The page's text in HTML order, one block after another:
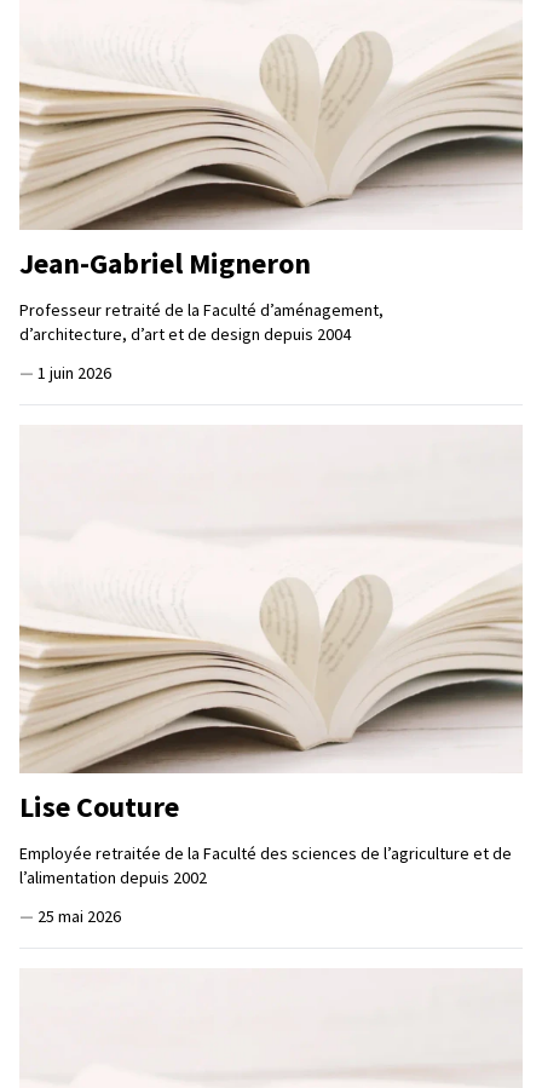
Jean-Gabriel Migneron
Professeur retraité de la Faculté d’aménagement,
d’architecture, d’art et de design depuis 2004
— 1 juin 2026
Lise Couture
Employée retraitée de la Faculté des sciences de l’agriculture et de
l’alimentation depuis 2002
— 25 mai 2026